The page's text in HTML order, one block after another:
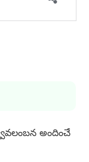
అందించే